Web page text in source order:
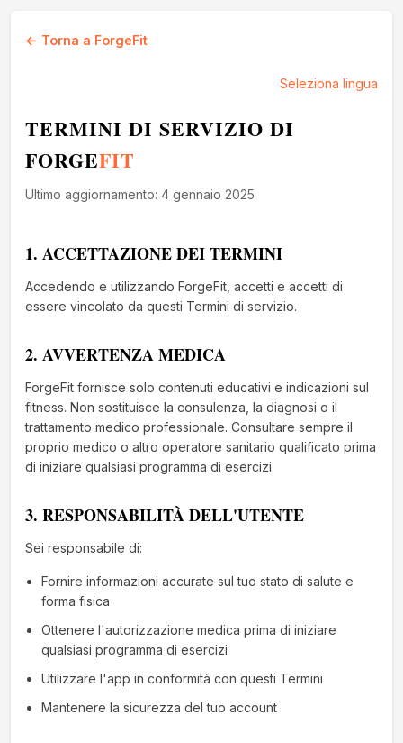
← Torna a ForgeFit
Seleziona lingua
TERMINI DI SERVIZIO DI
FORGEFIT
Ultimo aggiornamento: 4 gennaio 2025
1. ACCETTAZIONE DEI TERMINI
Accedendo e utilizzando ForgeFit, accetti e accetti di
essere vincolato da questi Termini di servizio.
2. AVVERTENZA MEDICA
ForgeFit fornisce solo contenuti educativi e indicazioni sul
fitness. Non sostituisce la consulenza, la diagnosi o il
trattamento medico professionale. Consultare sempre il
proprio medico o altro operatore sanitario qualificato prima
di iniziare qualsiasi programma di esercizi.
3. RESPONSABILITÀ DELL'UTENTE
Sei responsabile di:
Fornire informazioni accurate sul tuo stato di salute e
forma fisica
Ottenere l'autorizzazione medica prima di iniziare
qualsiasi programma di esercizi
Utilizzare l'app in conformità con questi Termini
Mantenere la sicurezza del tuo account